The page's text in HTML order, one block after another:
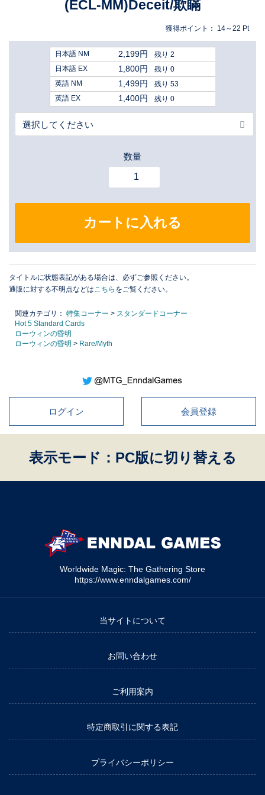
(ECL-MM)Deceit/欺瞞
獲得ポイント： 14～22 Pt
日本語 NM 2,199円
残り 2
日本語 EX
1,800円
残り 0
英語 NM
1,499円
残り 53
英語 EX
1,400円 残り 0
数量
カートに入れる
タイトルに状態表記がある場合は、必ずご参照ください。
通販に対する不明点などは こちら をご覧ください。
関連カテゴリ： 特集コーナー > スタンダードコーナー
Hot 5 Standard Cards
ローウィンの昏明
ローウィンの昏明 > Rare/Myth
ログイン 会員登録
表示モード：PC版に切り替える
Worldwide Magic: The Gathering Store
https://www.enndalgames.com/
当サイトについて
お問い合わせ
ご利用案内
特定商取引に関する表記
プライバシーポリシー